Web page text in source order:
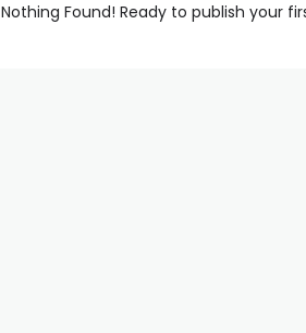
Nothing Found! Ready to publish your